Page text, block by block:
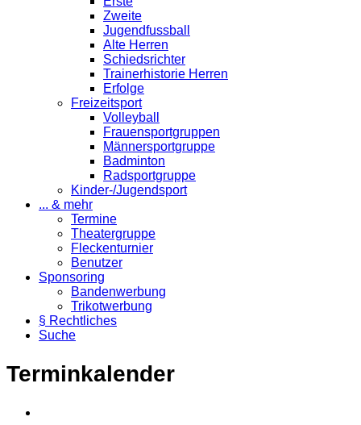
Zweite
Jugendfussball
Alte Herren
Schiedsrichter
Trainerhistorie Herren
Erfolge
Freizeitsport
Volleyball
Frauensportgruppen
Männersportgruppe
Badminton
Radsportgruppe
Kinder-/Jugendsport
... & mehr
Termine
Theatergruppe
Fleckenturnier
Benutzer
Sponsoring
Bandenwerbung
Trikotwerbung
§ Rechtliches
Suche
Terminkalender